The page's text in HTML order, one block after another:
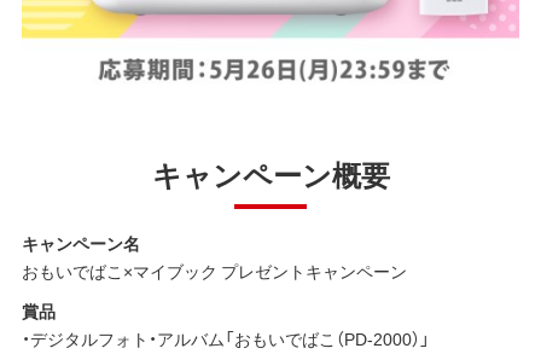
キャンペーン概要
キャンペーン名
おもいでばこ×マイブック プレゼントキャンペーン
賞品
・デジタルフォト・アルバム「おもいでばこ（PD-2000）」